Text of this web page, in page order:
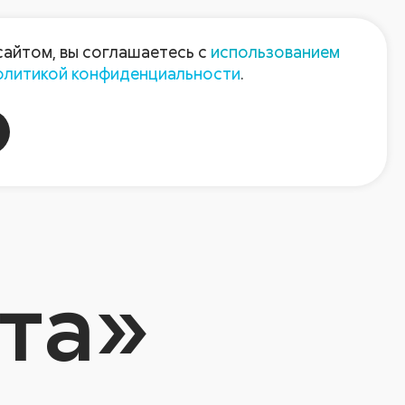
Пресс-центр Контакты
вы соглашаетесь с использованием
конфиденциальности.